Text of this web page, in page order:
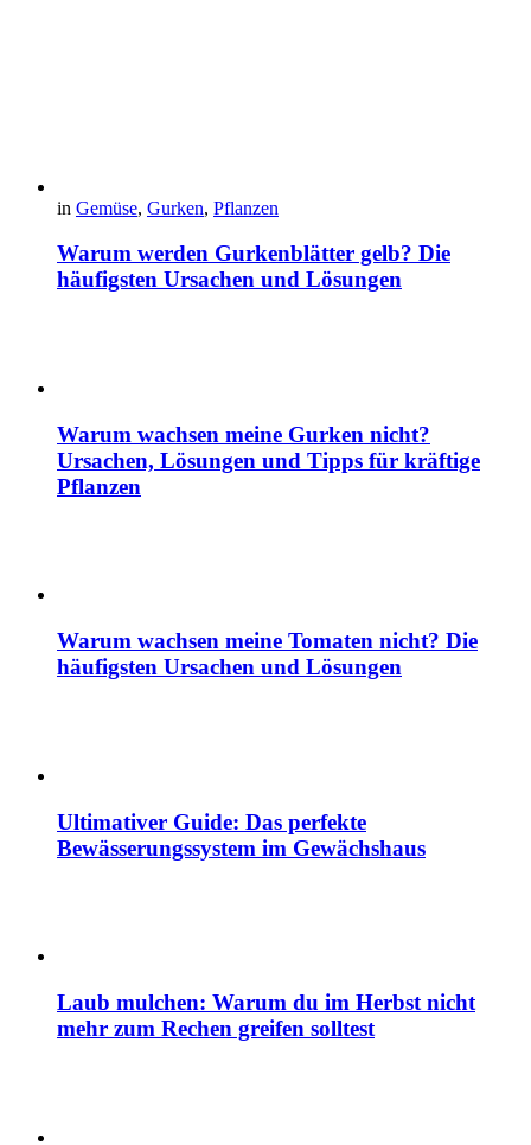
in Gemüse, Gurken, Pflanzen
Warum werden Gurkenblätter gelb? Die
häufigsten Ursachen und Lösungen
Warum wachsen meine Gurken nicht?
Ursachen, Lösungen und Tipps für kräftige
Pflanzen
Warum wachsen meine Tomaten nicht? Die
häufigsten Ursachen und Lösungen
Ultimativer Guide: Das perfekte
Bewässerungssystem im Gewächshaus
Laub mulchen: Warum du im Herbst nicht
mehr zum Rechen greifen solltest